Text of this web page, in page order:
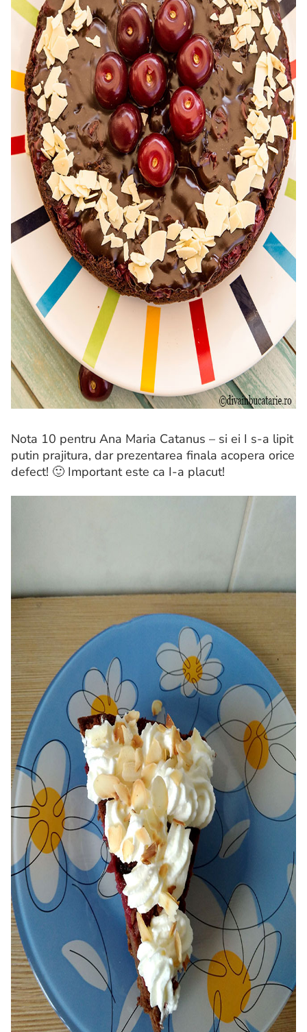
Nota 10 pentru Ana Maria Catanus – si ei I s-a lipit
putin prajitura, dar prezentarea finala acopera orice
defect! 🙂 Important este ca I-a placut!